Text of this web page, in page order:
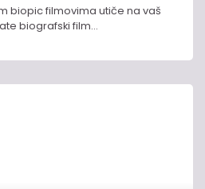
biopic filmovima utiče na vaš
biografski film…